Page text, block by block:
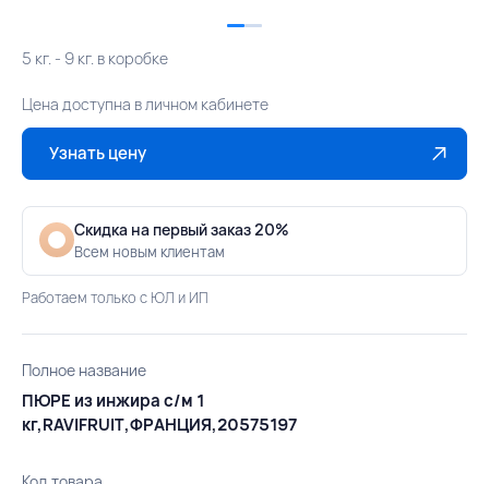
5 кг. - 9 кг. в коробке
Цена доступна в личном кабинете
Узнать цену
Скидка на первый заказ 20%
Всем новым клиентам
Работаем только с ЮЛ и ИП
Полное название
ПЮРЕ из инжира с/м 1
кг,RAVIFRUIT,ФРАНЦИЯ,20575197